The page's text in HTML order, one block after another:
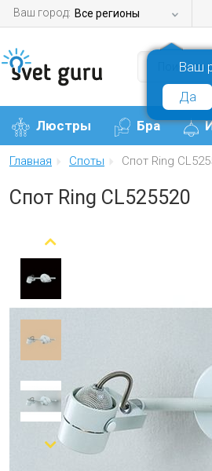
Ваш город: Все регионы
Ваш
Да
Люстры Бра
Главная Споты Спот Ring
Спот Ring CL525520